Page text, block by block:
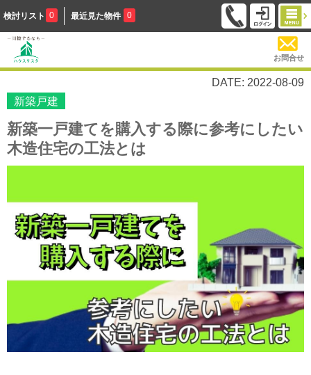
検討リスト 0 最近見た物件 0
お問合せ
DATE: 2022-08-09
新築戸建
新築一戸建てを購入する際に参考にしたい
木造住宅の工法とは